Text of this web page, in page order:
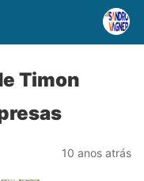
Timon
10 anos atrás